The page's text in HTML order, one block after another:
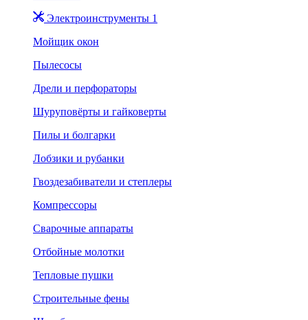
Электроинструменты 1
Мойщик окон
Пылесосы
Дрели и перфораторы
Шуруповёрты и гайковерты
Пилы и болгарки
Лобзики и рубанки
Гвоздезабиватели и степлеры
Компрессоры
Сварочные аппараты
Отбойные молотки
Тепловые пушки
Строительные фены